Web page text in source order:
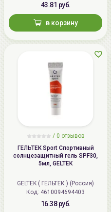
43.81 руб.
в корзину
/ 0 отзывов
ГЕЛЬТЕК Sport Спортивный
солнцезащитный гель SPF30,
5мл, GELTEK
GELTEK ( ГЕЛЬТЕК ) (Россия)
Код: 4610094694403
16.38 руб.